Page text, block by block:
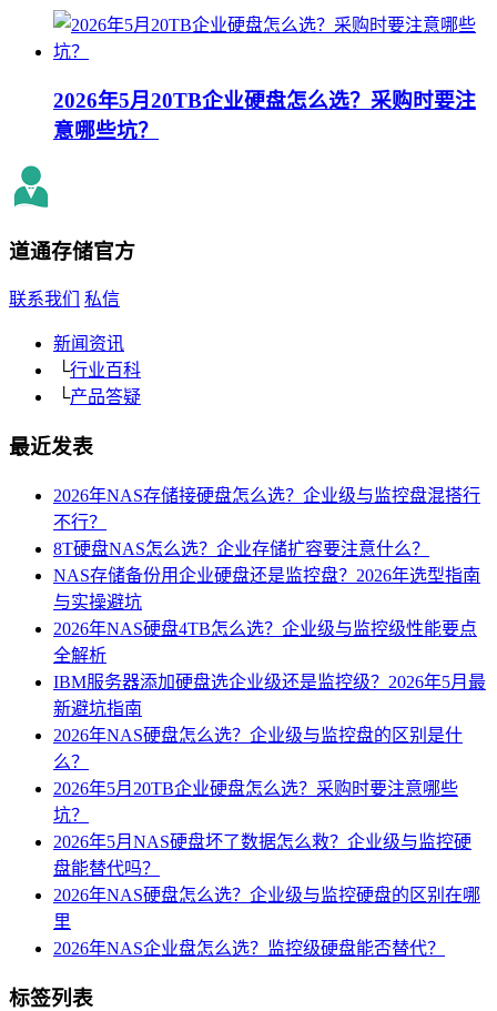
2026年5月20TB企业硬盘怎么选？采购时要注
意哪些坑？
道通存储官方
联系我们 私信
新闻资讯
└行业百科
└产品答疑
最近发表
2026年NAS存储接硬盘怎么选？企业级与监控盘混搭行
不行？
8T硬盘NAS怎么选？企业存储扩容要注意什么？
NAS存储备份用企业硬盘还是监控盘？2026年选型指南
与实操避坑
2026年NAS硬盘4TB怎么选？企业级与监控级性能要点
全解析
IBM服务器添加硬盘选企业级还是监控级？2026年5月最
新避坑指南
2026年NAS硬盘怎么选？企业级与监控盘的区别是什
么？
2026年5月20TB企业硬盘怎么选？采购时要注意哪些
坑？
2026年5月NAS硬盘坏了数据怎么救？企业级与监控硬
盘能替代吗？
2026年NAS硬盘怎么选？企业级与监控硬盘的区别在哪
里
2026年NAS企业盘怎么选？监控级硬盘能否替代？
标签列表